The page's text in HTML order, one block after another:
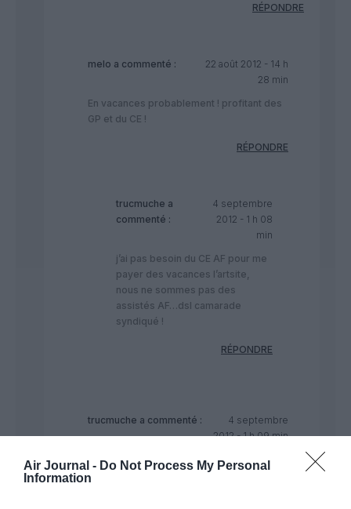
Air Journal - Do Not Process My Personal
Information
RÉPONDRE
melo a commenté :
22 août 2012 - 14 h
28 min
En vacances probablement ! profitant des
GP et du CE !
RÉPONDRE
trucmuche a
commenté :
4 septembre
2012 - 1 h 08
min
j’ai pas besoin du CE AF pour me
payer des vacances l’artsite,
nous ne sommes pas des
assistés AF…dsl camarade
syndiqué !
RÉPONDRE
trucmuche a commenté :
4 septembre
2012 - 1 h 09 min
Toi t’es jamais en gréve de conneries en
tous les cas, débit constant et soutenu….